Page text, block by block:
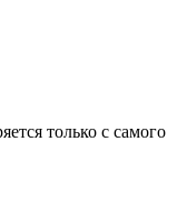
только с самого